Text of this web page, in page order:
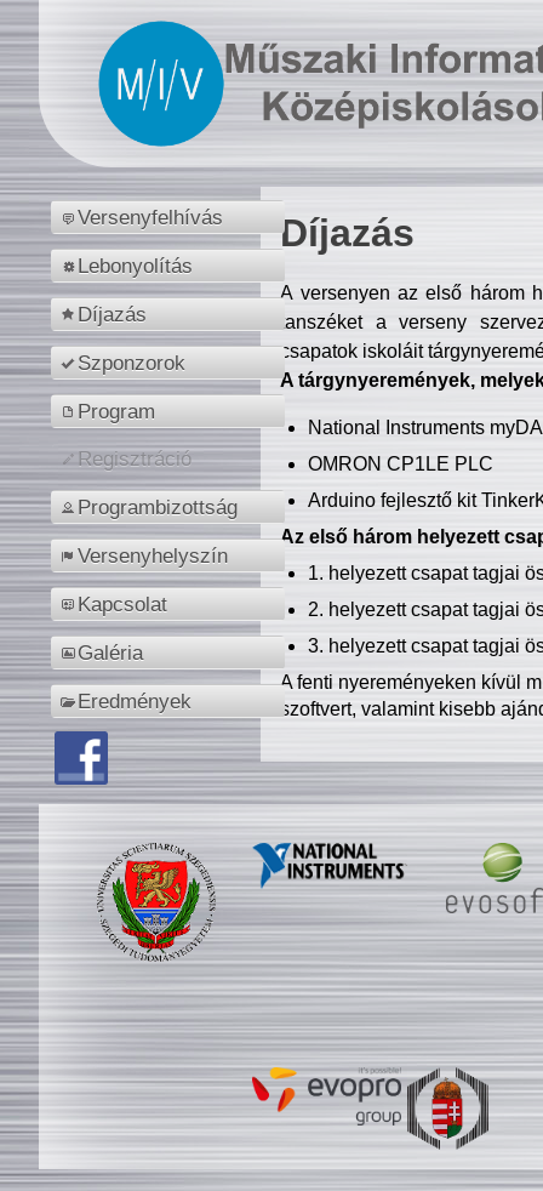
Versenyfelhívás
Lebonyolítás
Díjazás
Szponzorok
Program
Regisztráció
Programbizottság
Versenyhelyszín
Kapcsolat
Galéria
Eredmények
Díjazás
A versenyen az első három
tanszéket a verseny
csapatok iskoláit
A tárgynyeremények,
National Instruments
OMRON CP1LE PLC
Arduino fejlesztő kit
Az első három helyezett
1. helyezett csapat tagjai
2. helyezett csapat tagjai
3. helyezett csapat tagjai
A fenti nyereményeken kívül
szoftvert, valamint kisebb